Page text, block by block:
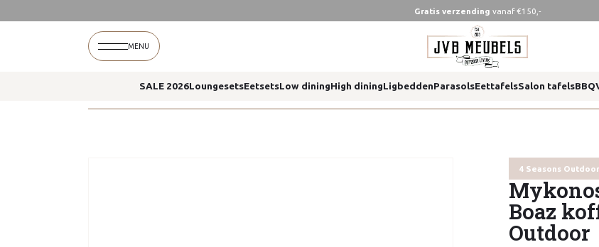
Gratis verzending vanaf €150,-
MENU
SALE 2026LoungesetsEetsetsLow diningHigh diningLigbeddenParasolsEettafelsSalon tafelsBBQ
Mykonos loungeset loungestoel boaz koffietafels 4 seasons outdoor
Mykonos loungeset loungestoel boaz koffietafels 4 seasons outdoor
4 Seasons Outdoor
Boaz
Outdoor